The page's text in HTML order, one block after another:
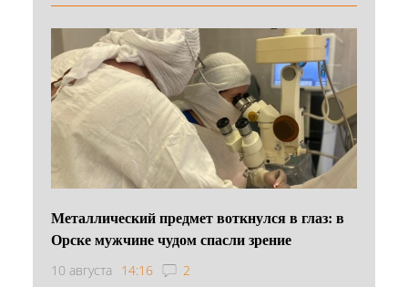
Металлический предмет воткнулся в глаз: в
Орске мужчине чудом спасли зрение
10 августа 14:16 2